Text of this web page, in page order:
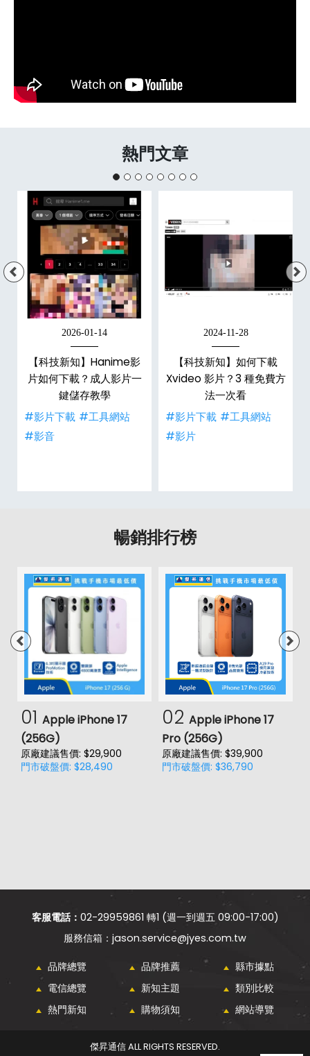
熱門文章
2026-01-14
【科技新知】Hanime影
片如何下載？成人影片一
鍵儲存教學
#影片下載 #工具網站
#影音
2024-11-28
【科技新知】如何下載
Xvideo 影片？3 種免費方
法一次看
#影片下載 #工具網站
#影片
暢銷排行榜
01 Apple iPhone 17
(256G)
原廠建議售價: $29,900
門市破盤價: $28,490
02 Apple iPhone 17
Pro (256G)
原廠建議售價: $39,900
門市破盤價: $36,790
客服電話： 02-29959861 轉1 (週一到週五 09:00-17:00)
jason.service@jyes.com.tw
品牌總覽 品牌推薦
縣市據點
電信總覽
新知主題
類別比較
熱門新知
購物須知 網站導覽
傑昇通信 ALL RIGHTS RESERVED.